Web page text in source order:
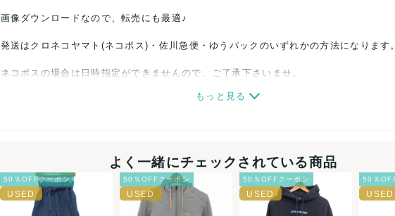
画像ダウンロードなので、転売にも最適♪
発送はクロネコヤマト(ネコポス)・佐川急便・ゆうパックのいずれかの方法になります
ネコポスの場合は日時指定ができませんので、ご了承下さいませ。
USED品に関しましては、見る方によって状態の価値観が異なりますので、トラブル
また商品には細心の注意をはらっておりますが、何かございましたら、レビュー記載
とがあれば、誠意をもって対応致します。
また並行輸入品もございますので、真贋方法などお答えできない場合もございます。
もっと見る
よく一緒にチェックされている商品
50％OFFクーポン 50％OFFクーポン 50％OFFクーポン 50％